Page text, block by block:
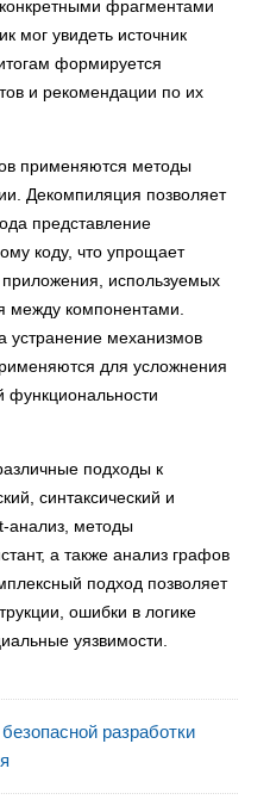
фрагментами
мог увидеть источник
формируется
и рекомендации по их
применяются методы
Декомпиляция позволяет
представление
коду, что упрощает
используемых
между компонентами.
устранение механизмов
для усложнения
функциональности
подходы к
синтаксический и
анализ, методы
а также анализ графов
подход позволяет
ошибки в логике
уязвимости.
разработки